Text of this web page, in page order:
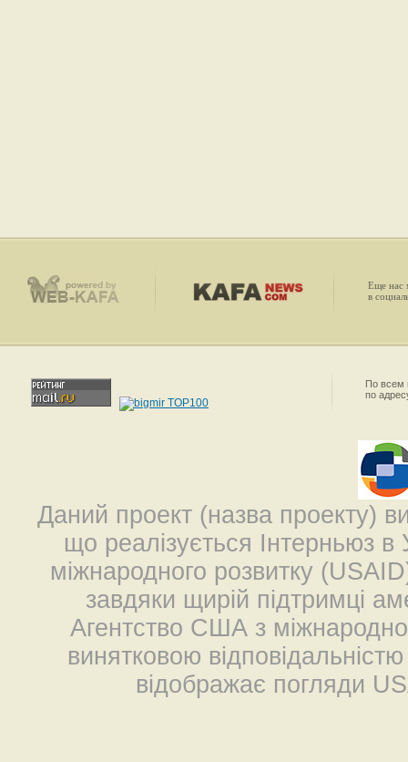
Еще нас
в
По всем
по
Даний проект (назва проекту)
що реалізується Інтерньюз
міжнародного розвитку
завдяки щирій підтримці
Агентство США з
винятковою
відображає погляди